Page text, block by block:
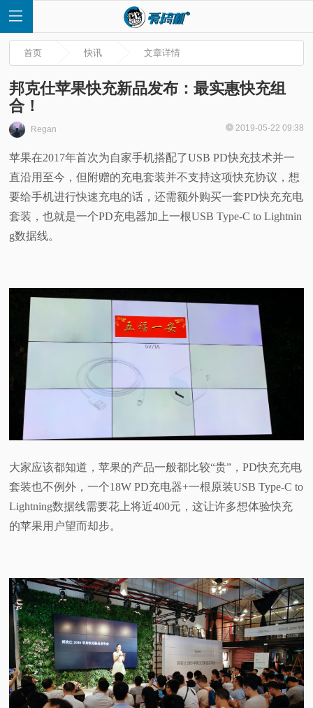
首
页
快
讯
普
体
验
题
首页 快讯 文章详情
邦克仕苹果快充新品发布：最实惠快充组
合！
Regan 2019-05-22 09:38
苹果在2017年首次为自家手机搭配了USB PD快充技术并一
直沿用至今，但附赠的充电套装并不支持这项快充协议，想
要给手机进行快速充电的话，还需额外购买一套PD快充充电
套装，也就是一个PD充电器加上一根USB Type-C to Lightnin
g数据线。
大家应该都知道，苹果的产品一般都比较“贵”，PD快充充电
套装也不例外，一个18W PD充电器+一根原装USB Type-C to
Lightning数据线需要花上将近400元，这让许多想体验快充
的苹果用户望而却步。